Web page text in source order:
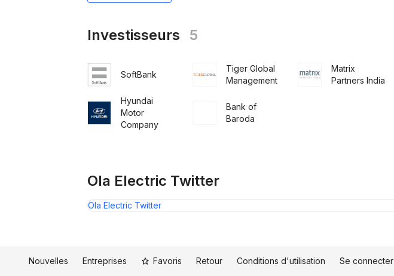
Investisseurs 5
SoftBank
Tiger Global
Management
Matrix
Partners India
Hyundai
Motor
Company
Bank of
Baroda
Ola Electric Twitter
Ola Electric Twitter
Nouvelles Entreprises Favoris Retour Conditions d'utilisation Se connecter